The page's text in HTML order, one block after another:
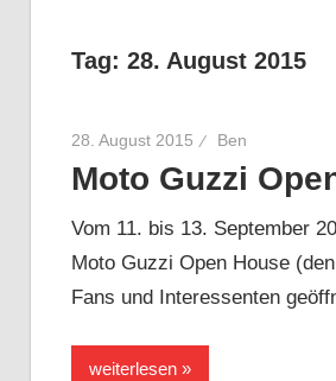
Moto
Guzzi
News,
Händler
Tag: 28. August 2015
28. August 2015 Ben
Moto Guzzi
Vom 11. bis 13. September
Moto Guzzi Open House
Fans und Interessenten
weiterlesen